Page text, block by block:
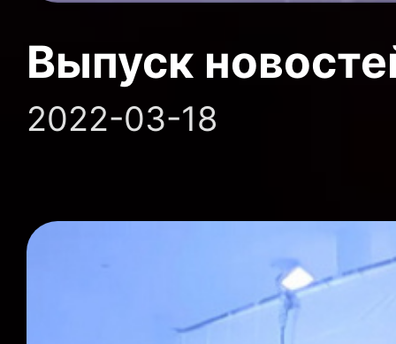
Выпуск
2022-03-18